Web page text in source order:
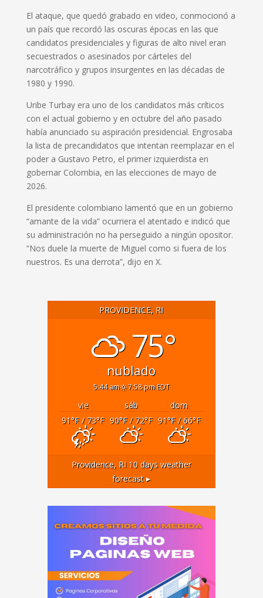
El ataque, que quedó grabado en video, conmocionó a
un país que recordó las oscuras épocas en las que
candidatos presidenciales y figuras de alto nivel eran
secuestrados o asesinados por cárteles del
narcotráfico y grupos insurgentes en las décadas de
1980 y 1990.
Uribe Turbay era uno de los candidatos más críticos
con el actual gobierno y en octubre del año pasado
había anunciado su aspiración presidencial. Engrosaba
la lista de precandidatos que intentan reemplazar en el
poder a Gustavo Petro, el primer izquierdista en
gobernar Colombia, en las elecciones de mayo de
2026.
El presidente colombiano lamentó que en un gobierno
“amante de la vida” ocurriera el atentado e indicó que
su administración no ha perseguido a ningún opositor.
“Nos duele la muerte de Miguel como si fuera de los
nuestros. Es una derrota”, dijo en X.
PROVIDENCE, RI
75°
nublado
5:44 am 7:58 pm EDT
vie sáb
dom
91°F/ 73°F 90°F/ 72°F 91°F/ 66°F
Providence, RI10 days weather
forecast ▸